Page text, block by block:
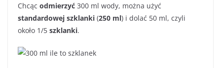
Chcąc odmierzyć 300 ml wody, można użyć
standardowej szklanki (250 ml) i dolać 50 ml, czyli
około 1/5 szklanki.